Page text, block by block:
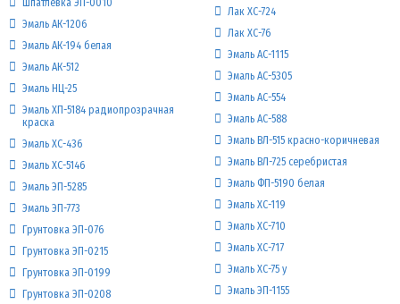
Эмаль АК-1206
Эмаль АК-194 белая
Эмаль АК-512
Эмаль НЦ-25
Эмаль ХП-5184 радиопрозрачная
краска
Эмаль ХС-436
Эмаль ХС-5146
Эмаль ЭП-5285
Эмаль ЭП-773
Грунтовка ЭП-076
Грунтовка ЭП-0215
Грунтовка ЭП-0199
Грунтовка ЭП-0208
Лак ХС-724
Лак ХС-76
Эмаль АС-1115
Эмаль АС-5305
Эмаль АС-554
Эмаль АС-588
Эмаль ВЛ-515 красно-коричневая
Эмаль ВЛ-725 серебристая
Эмаль ФП-5190 белая
Эмаль ХС-119
Эмаль ХС-710
Эмаль ХС-717
Эмаль ХС-75 у
Эмаль ЭП-1155